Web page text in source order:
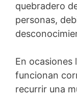
quebradero
personas,
En ocasiones
funcionan
recurrir una